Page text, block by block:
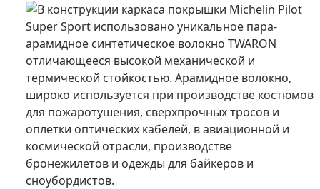
В конструкции каркаса покрышки Michelin Pilot
Super Sport использовано уникальное пара-
арамидное синтетическое волокно TWARON
отличающееся высокой механической и
термической стойкостью. Арамидное волокно,
широко используется при производстве костюмов
для пожаротушения, сверхпрочных тросов и
оплетки оптических кабелей, в авиационной и
космической отрасли, производстве
бронежилетов и одежды для байкеров и
сноубордистов.